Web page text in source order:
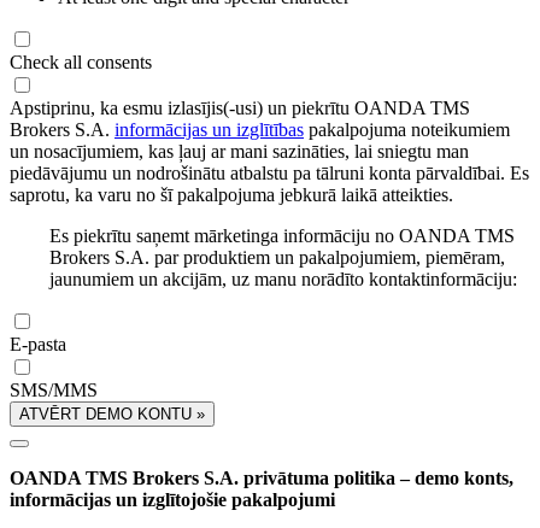
Check all consents
Apstiprinu, ka esmu izlasījis(-usi) un piekrītu OANDA TMS
Brokers S.A. informācijas un izglītības pakalpojuma noteikumiem
un nosacījumiem, kas ļauj ar mani sazināties, lai sniegtu man
piedāvājumu un nodrošinātu atbalstu pa tālruni konta pārvaldībai. Es
saprotu, ka varu no šī pakalpojuma jebkurā laikā atteikties.
Es piekrītu saņemt mārketinga informāciju no OANDA TMS
Brokers S.A. par produktiem un pakalpojumiem, piemēram,
jaunumiem un akcijām, uz manu norādīto kontaktinformāciju:
E-pasta
SMS/MMS
ATVĒRT DEMO KONTU »
OANDA TMS Brokers S.A. privātuma politika – demo konts,
informācijas un izglītojošie pakalpojumi